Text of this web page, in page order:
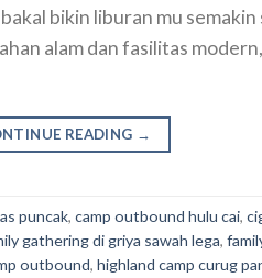
bikin liburan mu semakin
alam dan fasilitas
READING →
puncak, camp outbound hulu cai,
gathering di griya sawah lega,
outbound, highland camp curug